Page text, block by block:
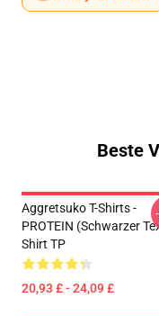
Beste
Aggretsuko T-Shirts -
PROTEIN (schwarzer
Shirt TP
20,93 £ - 24,09 £